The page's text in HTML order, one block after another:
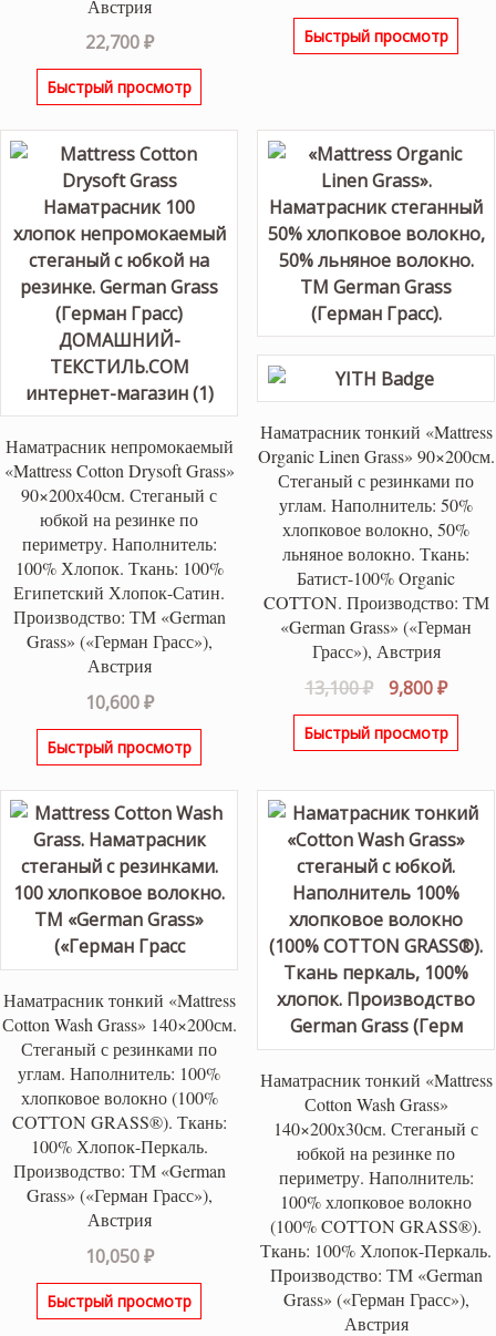
Австрия
22,700₽
Быстрый просмотр
Быстрый просмотр
Наматрасник непромокаемый
«Mattress Cotton Drysoft Grass»
90×200х40см. Стеганый с
юбкой на резинке по
периметру. Наполнитель:
100% Хлопок. Ткань: 100%
Египетский Хлопок-Сатин.
Производство: ТМ «German
Grass» («Герман Грасс»),
Австрия
10,600₽
Быстрый просмотр
Наматрасник тонкий «Mattress
Organic Linen Grass» 90×200см.
Стеганый с резинками по
углам. Наполнитель: 50%
хлопковое волокно, 50%
льняное волокно. Ткань:
Батист-100% Organic
COTТON. Производство: ТМ
«German Grass» («Герман
Грасс»), Австрия
13,100₽
цена
составляла
9,800₽
цена:
9,800
Быстрый просмотр
Наматрасник тонкий «Mattress
Сotton Wash Grass» 140×200см.
Стеганый с резинками по
углам. Наполнитель: 100%
хлопковое волокно (100%
COTТON GRASS®). Ткань:
100% Хлопок-Перкаль.
Производство: ТМ «German
Grass» («Герман Грасс»),
Австрия
10,050₽
Быстрый просмотр
Наматрасник тонкий «Mattress
Сotton Wash Grass»
140×200х30см. Стеганый с
юбкой на резинке по
периметру. Наполнитель:
100% хлопковое волокно
(100% COTТON GRASS®).
Ткань: 100% Хлопок-Перкаль.
Производство: ТМ «German
Grass» («Герман Грасс»),
Австрия